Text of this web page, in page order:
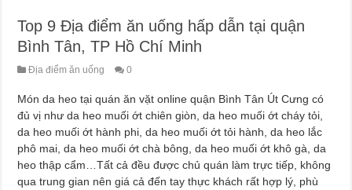
Top 9 Địa điểm ăn uống hấp dẫn tại quận
Bình Tân, TP Hồ Chí Minh
Địa điểm ăn uống 0
Món da heo tại quán ăn vặt online quận Bình Tân Út Cưng có
đủ vị như da heo muối ớt chiên giòn, da heo muối ớt cháy tỏi,
da heo muối ớt hành phi, da heo muối ớt tỏi hành, da heo lắc
phô mai, da heo muối ớt chà bông, da heo muối ớt khô gà, da
heo thập cẩm…Tất cả đều được chủ quán làm trực tiếp, không
qua trung gian nên giá cả đến tay thực khách rất hợp lý, phù